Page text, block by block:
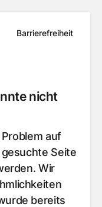
Barrierefreiheit
nicht
auf
Seite
Wir
bereits